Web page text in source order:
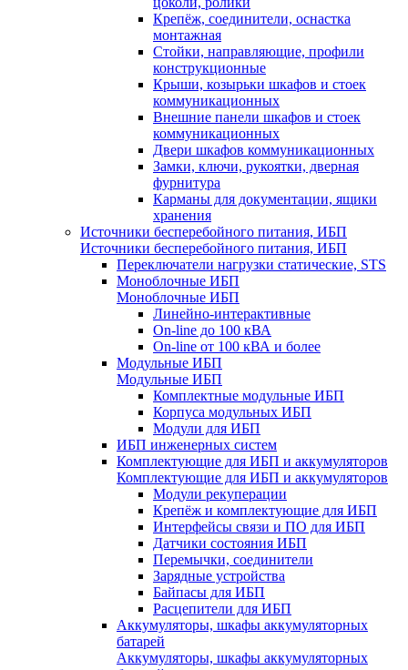
Крепёж, соединители, оснастка
монтажная
Стойки, направляющие, профили
конструкционные
Крыши, козырьки шкафов и стоек
коммуникационных
Внешние панели шкафов и стоек
коммуникационных
Двери шкафов коммуникационных
Замки, ключи, рукоятки, дверная
фурнитура
Карманы для документации, ящики
хранения
Источники бесперебойного питания, ИБП
Источники бесперебойного питания, ИБП
Переключатели нагрузки статические, STS
Моноблочные ИБП
Моноблочные ИБП
Линейно-интерактивные
On-line до 100 кВА
On-line от 100 кВА и более
Модульные ИБП
Модульные ИБП
Комплектные модульные ИБП
Корпуса модульных ИБП
Модули для ИБП
ИБП инженерных систем
Комплектующие для ИБП и аккумуляторов
Комплектующие для ИБП и аккумуляторов
Модули рекуперации
Крепёж и комплектующие для ИБП
Интерфейсы связи и ПО для ИБП
Датчики состояния ИБП
Перемычки, соединители
Зарядные устройства
Байпасы для ИБП
Расцепители для ИБП
Аккумуляторы, шкафы аккумуляторных
батарей
Аккумуляторы, шкафы аккумуляторных